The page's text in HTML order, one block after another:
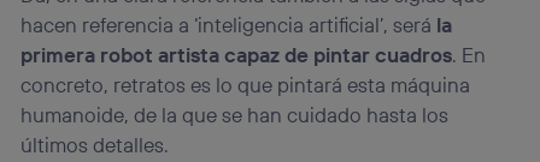
hacen referencia a ‘inteligencia artificial’, será la
primera robot artista capaz de pintar cuadros. En
concreto, retratos es lo que pintará esta máquina
humanoide, de la que se han cuidado hasta los
últimos detalles.